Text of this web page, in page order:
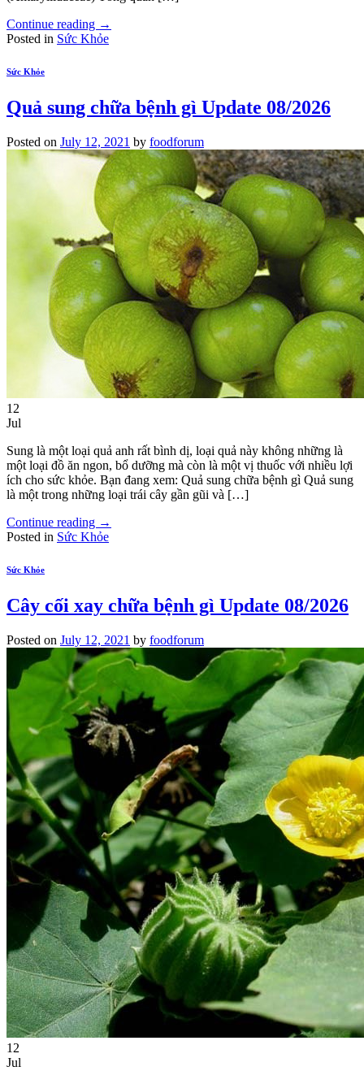
Continue reading →
Posted in Sức Khỏe
Sức Khỏe
Quả sung chữa bệnh gì Update 08/2026
Posted on July 12, 2021 by foodforum
12
Jul
Sung là một loại quả anh rất bình dị, loại quả này không những là
một loại đồ ăn ngon, bổ dưỡng mà còn là một vị thuốc với nhiều lợi
ích cho sức khỏe. Bạn đang xem: Quả sung chữa bệnh gì Quả sung
là một trong những loại trái cây gần gũi và […]
Continue reading →
Posted in Sức Khỏe
Sức Khỏe
Cây cối xay chữa bệnh gì Update 08/2026
Posted on July 12, 2021 by foodforum
12
Jul